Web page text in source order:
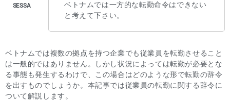
ベトナムでは一方的な転勤命令はできない
と考えて下さい。
ベトナムでは複数の拠点を持つ企業でも従業員を転勤させること
は一般的ではありません。しかし状況によっては転勤が必要とな
る事態も発生するわけで、この場合はどのような形で転勤の辞令
を出すものでしょうか。本記事では従業員の転勤に関する辞令に
ついて解説します。